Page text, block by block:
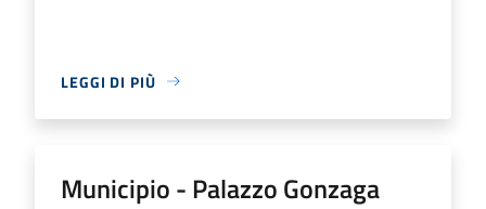
LEGGI DI PIÙ
Municipio - Palazzo Gonzaga